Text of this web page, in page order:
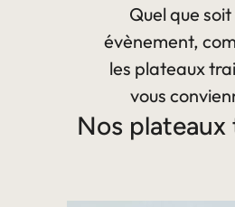
Quel que
évènement,
les plateaux
vous
Nos